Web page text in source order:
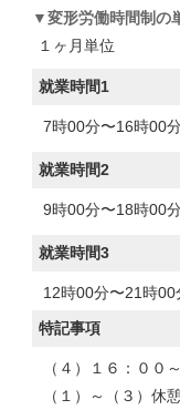
変形労働時間制の
１ヶ月単位
就業時間1
7時00分〜16時00
就業時間2
9時00分〜18時00
就業時間3
12時00分〜21時00
特記事項
（４）１６：０
（１）～（３）休